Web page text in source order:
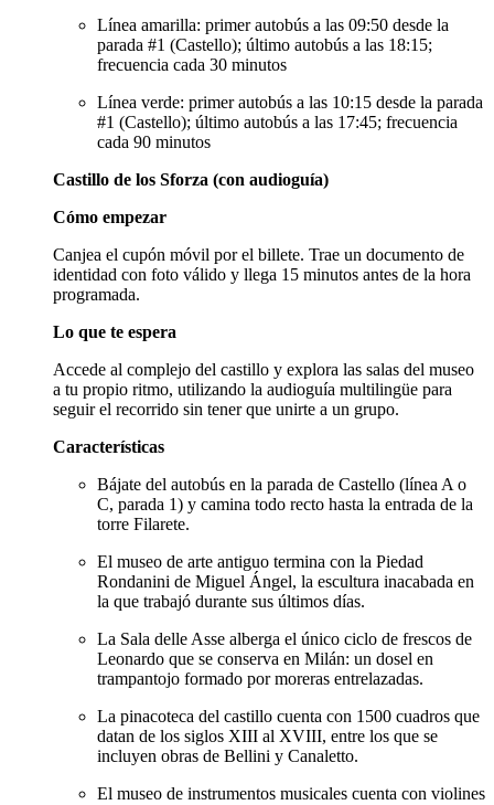
Línea amarilla: primer autobús a las 09:50 desde la
parada #1 (Castello); último autobús a las 18:15;
frecuencia cada 30 minutos
Línea verde: primer autobús a las 10:15 desde la parada
#1 (Castello); último autobús a las 17:45; frecuencia
cada 90 minutos
Castillo de los Sforza (con audioguía)
Cómo empezar
Canjea el cupón móvil por el billete. Trae un documento de
identidad con foto válido y llega 15 minutos antes de la hora
programada.
Lo que te espera
Accede al complejo del castillo y explora las salas del museo
a tu propio ritmo, utilizando la audioguía multilingüe para
seguir el recorrido sin tener que unirte a un grupo.
Características
Bájate del autobús en la parada de Castello (línea A o
C, parada 1) y camina todo recto hasta la entrada de la
torre Filarete.
El museo de arte antiguo termina con la Piedad
Rondanini de Miguel Ángel, la escultura inacabada en
la que trabajó durante sus últimos días.
La Sala delle Asse alberga el único ciclo de frescos de
Leonardo que se conserva en Milán: un dosel en
trampantojo formado por moreras entrelazadas.
La pinacoteca del castillo cuenta con 1500 cuadros que
datan de los siglos XIII al XVIII, entre los que se
incluyen obras de Bellini y Canaletto.
El museo de instrumentos musicales cuenta con violines